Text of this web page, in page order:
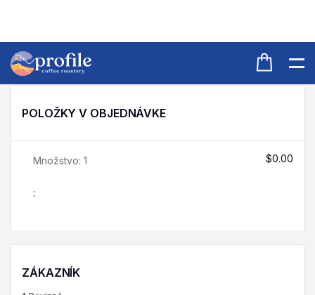
POLOŽKY V OBJEDNÁVKE
1
:
$0.00
ZÁKAZNÍK